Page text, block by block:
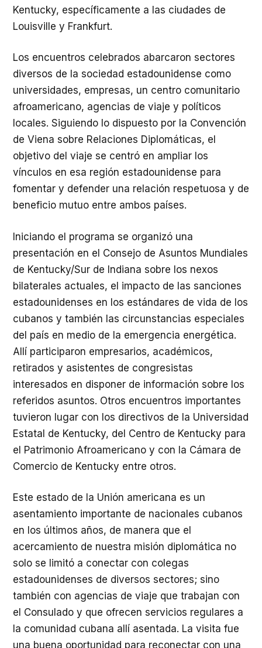
Kentucky, específicamente a las ciudades de
Louisville y Frankfurt.
Los encuentros celebrados abarcaron sectores
diversos de la sociedad estadounidense como
universidades, empresas, un centro comunitario
afroamericano, agencias de viaje y políticos
locales. Siguiendo lo dispuesto por la Convención
de Viena sobre Relaciones Diplomáticas, el
objetivo del viaje se centró en ampliar los
vínculos en esa región estadounidense para
fomentar y defender una relación respetuosa y de
beneficio mutuo entre ambos países.
Iniciando el programa se organizó una
presentación en el Consejo de Asuntos Mundiales
de Kentucky/Sur de Indiana sobre los nexos
bilaterales actuales, el impacto de las sanciones
estadounidenses en los estándares de vida de los
cubanos y también las circunstancias especiales
del país en medio de la emergencia energética.
Allí participaron empresarios, académicos,
retirados y asistentes de congresistas
interesados en disponer de información sobre los
referidos asuntos. Otros encuentros importantes
tuvieron lugar con los directivos de la Universidad
Estatal de Kentucky, del Centro de Kentucky para
el Patrimonio Afroamericano y con la Cámara de
Comercio de Kentucky entre otros.
Este estado de la Unión americana es un
asentamiento importante de nacionales cubanos
en los últimos años, de manera que el
acercamiento de nuestra misión diplomática no
solo se limitó a conectar con colegas
estadounidenses de diversos sectores; sino
también con agencias de viaje que trabajan con
el Consulado y que ofrecen servicios regulares a
la comunidad cubana allí asentada. La visita fue
una buena oportunidad para reconectar con una